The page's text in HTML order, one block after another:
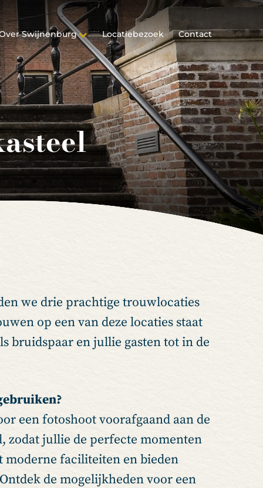
Swijnenburg Locatiebezoek Contact
we drie prachtige trouwlocaties
op een van deze locaties staat
bruidspaar en jullie gasten tot in de
een fotoshoot voorafgaand aan de
zodat jullie de perfecte momenten
moderne faciliteiten en bieden
de mogelijkheden voor een